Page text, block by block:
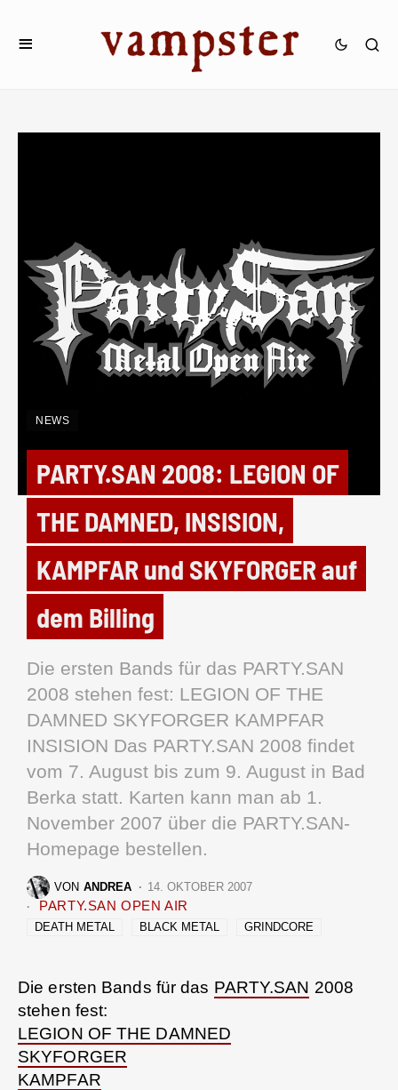
NEWS
PARTY.SAN 2008: LEGION OF
THE DAMNED, INSISION,
KAMPFAR und SKYFORGER auf
dem Billing
Die ersten Bands für das PARTY.SAN
2008 stehen fest: LEGION OF THE
DAMNED SKYFORGER KAMPFAR
INSISION Das PARTY.SAN 2008 findet
vom 7. August bis zum 9. August in Bad
Berka statt. Karten kann man ab 1.
November 2007 über die PARTY.SAN-
Homepage bestellen.
VON ANDREA 14. OKTOBER 2007
PARTY.SAN OPEN AIR
DEATH METAL BLACK METAL GRINDCORE
Die ersten Bands für das PARTY.SAN 2008
stehen fest:
LEGION OF THE DAMNED
SKYFORGER
KAMPFAR